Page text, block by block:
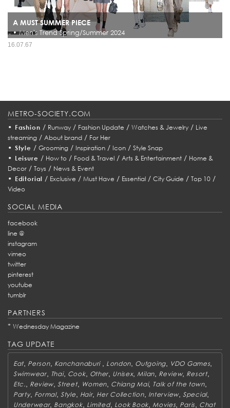
A MUST SUMMER PIECE
• Men's Trend Spring/Summer 2024
ต้อนรับฤดูร้อนกับการรวบรวมไอเดียเทรนด์การแต่งกาย Spring/Summer 2024 กับ
16.07.67
METRO-SOCIETY.COM
• Fashion / Runway/ Fashion Update / Watches & Jewelry/ Live
streaming / About brand / For Her
• Style / Grooming/ Inspiration/ Icon/ Style Snap
• Leisure / How to/ Food & Travel/ Arts & Entertainment/ Home &
Decor / Toys / News & Event
• Editorial / Exclusive /Must Have / Essential /City Guide /Top 10 /
Video
SOCIAL MEDIA
facebook
line @
instagram
vimeo
twitter
pinterest
youtube
tumblr
PARTNERS
* Wednesday Magazine
TAG UPDATE
Eat Person, Kanchanaburi London Outgoing, VDO Games,
Swimwear, Thai, Cook, Other Unisex, Milan Review, Resort,
Etc. Review,Street, Women Chiang Mai, Talk of the town,
Party, Formal, Style Hair, Her Collection, Interview,Special,
Underwear, Bangkok, Limited, Look Book Movies, Paris Chat